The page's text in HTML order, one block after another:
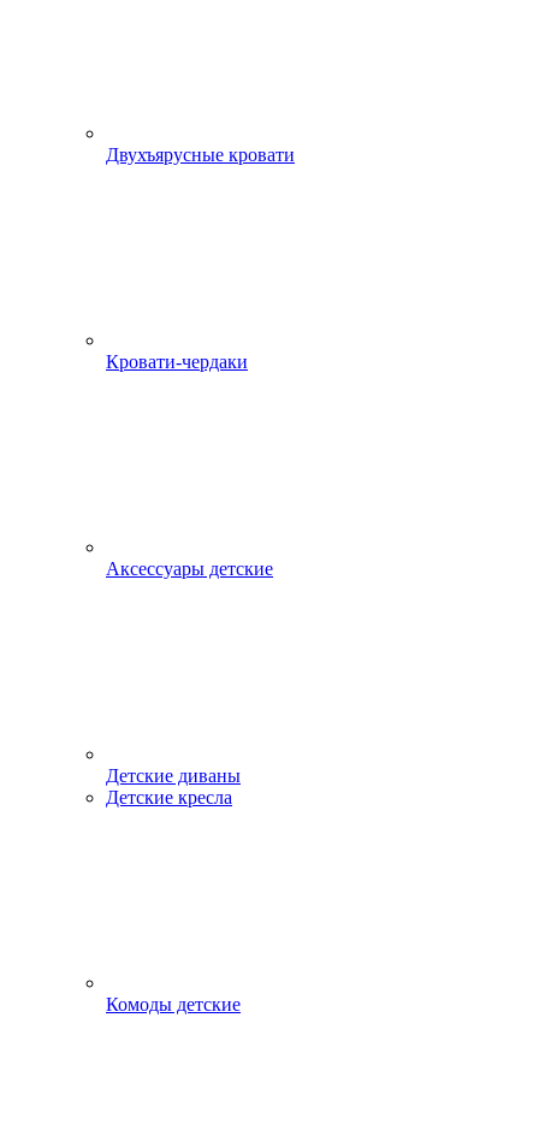
Двухъярусные кровати
Кровати-чердаки
Аксессуары детские
Детские диваны
Детские кресла
Комоды детские